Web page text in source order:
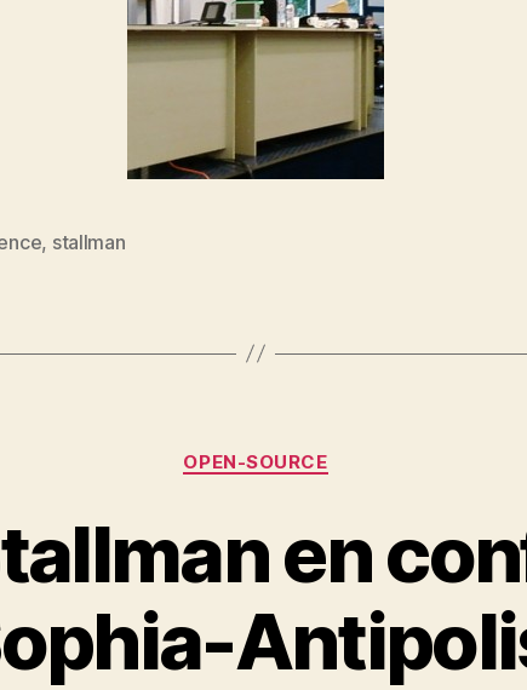
, stallman
Catégories
OPEN-SOURCE
en